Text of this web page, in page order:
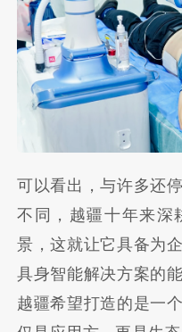
可以看出，与许多还
不同，越疆十年来深
景，这就让它具备为
具身智能解决方案的
越疆希望打造的是一